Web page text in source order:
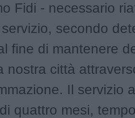
Fidi - necessario
secondo
fine di mantenere
nostra città
Il servizio
quattro mesi,